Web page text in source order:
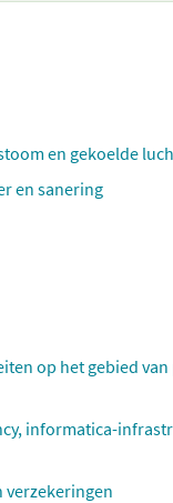
en gekoelde
en sanering
op het gebied
informatica-
verzekeringen